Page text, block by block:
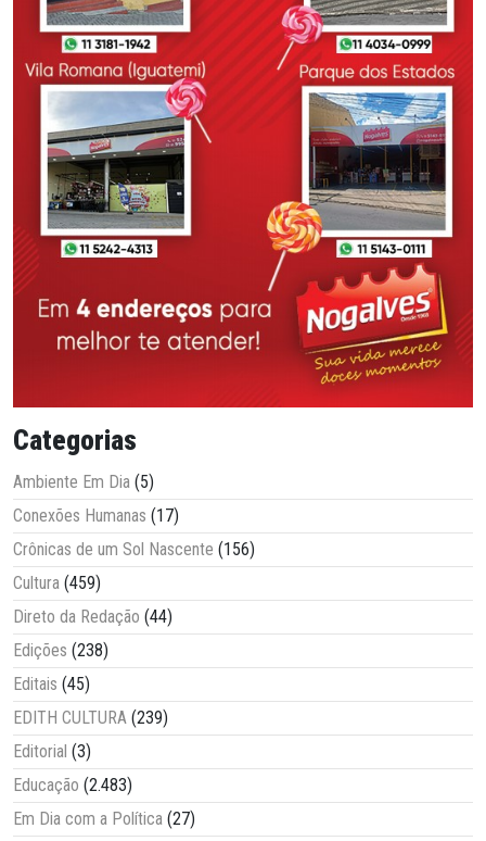
Categorias
Ambiente Em Dia (5)
Conexões Humanas (17)
Crônicas de um Sol Nascente (156)
Cultura (459)
Direto da Redação (44)
Edições (238)
Editais (45)
EDITH CULTURA (239)
Editorial (3)
Educação (2.483)
Em Dia com a Política (27)